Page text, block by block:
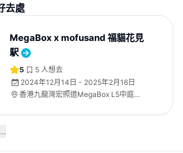
去處
MegaBox x mofusand 福貓花見
駅
5 5 人想去
2024年12月14日 - 2025年2月16日
香港九龍灣宏照道MegaBox L5中庭及